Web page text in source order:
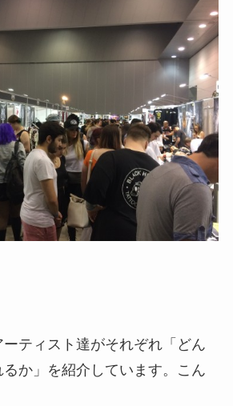
ティスト達がそれぞれ「どん
か」を紹介しています。こん